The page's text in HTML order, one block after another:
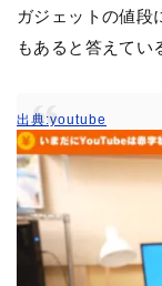
ガジェットの値段
もあると答えてい
出典:youtube